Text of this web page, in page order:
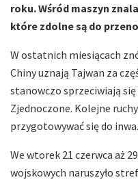
roku. Wśród maszyn
które zdolne są do
W ostatnich miesiącach
Chiny uznają Tajwan za
stanowczo sprzeciwiają
Zjednoczone. Kolejne
przygotowywać się do
We wtorek 21 czerwca aż
wojskowych naruszyło